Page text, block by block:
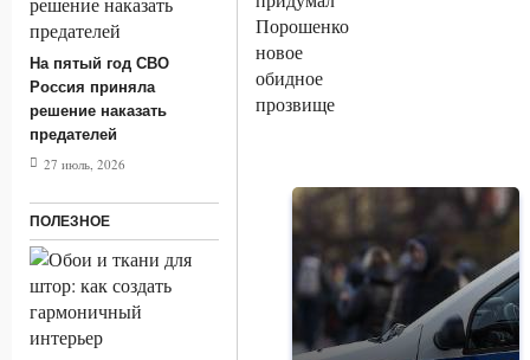
На пятый год СВО
Россия приняла
решение наказать
предателей
27 июль, 2026
ПОЛЕЗНОЕ